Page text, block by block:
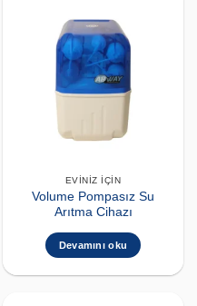
EVINIZ İÇIN
Volume Pompasız Su
Arıtma Cihazı
Devamını oku